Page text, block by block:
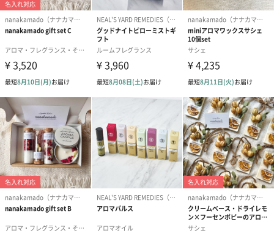
紅茶・コーヒー・スイーツを同梱してお届けいたします。ギフト
への＋αにおすすめです。
アールグレイ（HAPPY
BIRTHDAY TO YOU）
（660円）
アールグレイティー
（660円）
フルーツティ
円）